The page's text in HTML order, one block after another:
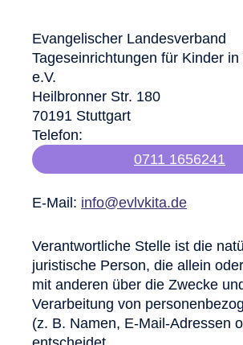
Evangelischer Landesverband
Tageseinrichtungen für Kinder
e.V.
Heilbronner Str. 180
70191 Stuttgart
Telefon:
0711 1656241
E-Mail: info@evlvkita.de
Verantwortliche Stelle ist die
juristische Person, die allein
mit anderen über die Zwecke
Verarbeitung von
(z. B. Namen, E-Mail-Adressen